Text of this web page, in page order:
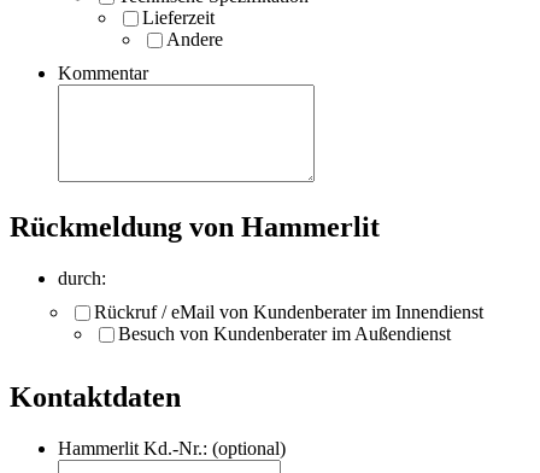
Lieferzeit
Andere
Kommentar
Rückmeldung von Hammerlit
durch:
Rückruf / eMail von Kundenberater im Innendienst
Besuch von Kundenberater im Außendienst
Kontaktdaten
Hammerlit Kd.-Nr.: (optional)